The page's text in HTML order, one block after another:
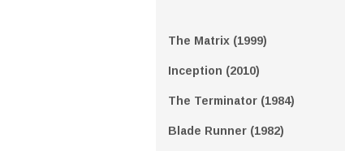
The Matrix (1999)
Inception (2010)
The Terminator (1984)
Blade Runner (1982)